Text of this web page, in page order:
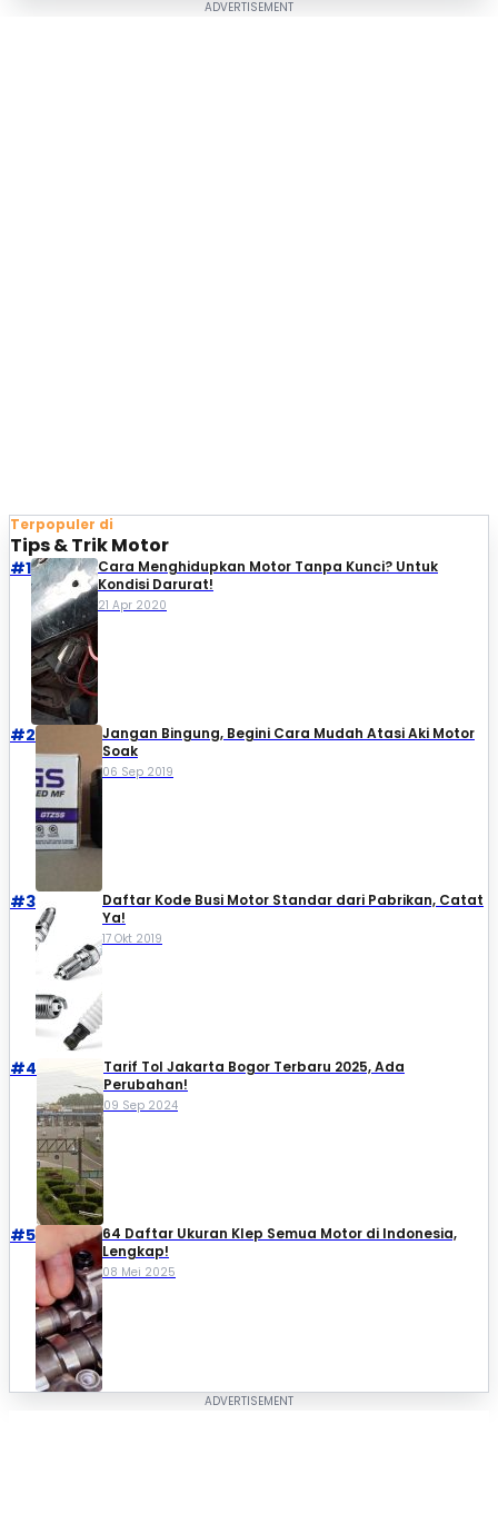
Terpopuler di
Tips & Trik Motor
#1
Cara Menghidupkan Motor Tanpa Kunci? Untuk
Kondisi Darurat!
21 Apr 2020
#2
Jangan Bingung, Begini Cara Mudah Atasi Aki Motor
Soak
06 Sep 2019
#3
Daftar Kode Busi Motor Standar dari Pabrikan, Catat
Ya!
17 Okt 2019
#4
Tarif Tol Jakarta Bogor Terbaru 2025, Ada
Perubahan!
09 Sep 2024
#5
64 Daftar Ukuran Klep Semua Motor di Indonesia,
Lengkap!
08 Mei 2025